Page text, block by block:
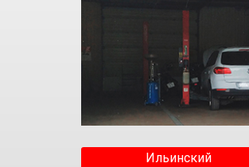
Ильинский